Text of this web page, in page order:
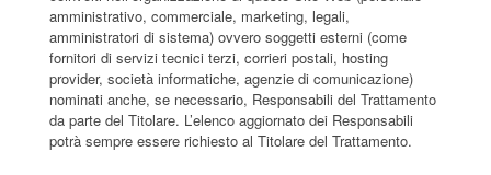
amministrativo, commerciale, marketing, legali,
amministratori di sistema) ovvero soggetti esterni (come
fornitori di servizi tecnici terzi, corrieri postali, hosting
provider, società informatiche, agenzie di comunicazione)
nominati anche, se necessario, Responsabili del Trattamento
da parte del Titolare. L’elenco aggiornato dei Responsabili
potrà sempre essere richiesto al Titolare del Trattamento.